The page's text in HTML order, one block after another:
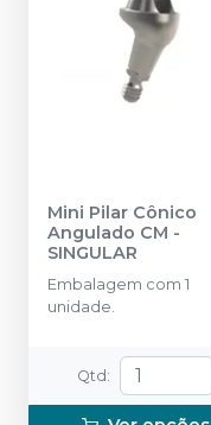
Mini Pilar Cônico
Angulado CM -
SINGULAR
Embalagem com 1
unidade.
Qtd :